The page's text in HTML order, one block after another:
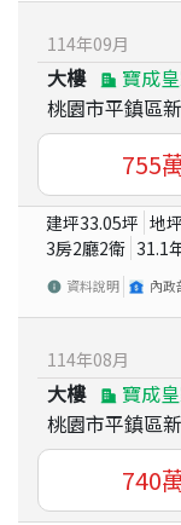
114年09月
大樓
寶成
桃園市平鎮區
755
建坪33.05坪 地坪
3房2廳2衛 31.1
資料說明 內政
114年08月
大樓
寶成
桃園市平鎮區
740